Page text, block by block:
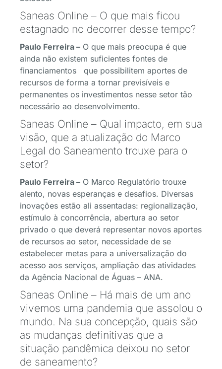
Saneas Online – O que mais ficou
estagnado no decorrer desse tempo?
Paulo Ferreira – O que mais preocupa é que
ainda não existem suficientes fontes de
financiamentos que possibilitem aportes de
recursos de forma a tornar previsíveis e
permanentes os investimentos nesse setor tão
necessário ao desenvolvimento.
Saneas Online – Qual impacto, em sua
visão, que a atualização do Marco
Legal do Saneamento trouxe para o
setor?
Paulo Ferreira – O Marco Regulatório trouxe
alento, novas esperanças e desafios. Diversas
inovações estão ali assentadas: regionalização,
estímulo à concorrência, abertura ao setor
privado o que deverá representar novos aportes
de recursos ao setor, necessidade de se
estabelecer metas para a universalização do
acesso aos serviços, ampliação das atividades
da Agência Nacional de Águas – ANA.
Saneas Online – Há mais de um ano
vivemos uma pandemia que assolou o
mundo. Na sua concepção, quais são
as mudanças definitivas que a
situação pandêmica deixou no setor
de saneamento?